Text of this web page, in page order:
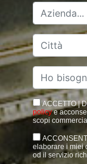
policye
scopi
elaborare i miei
od il servizio